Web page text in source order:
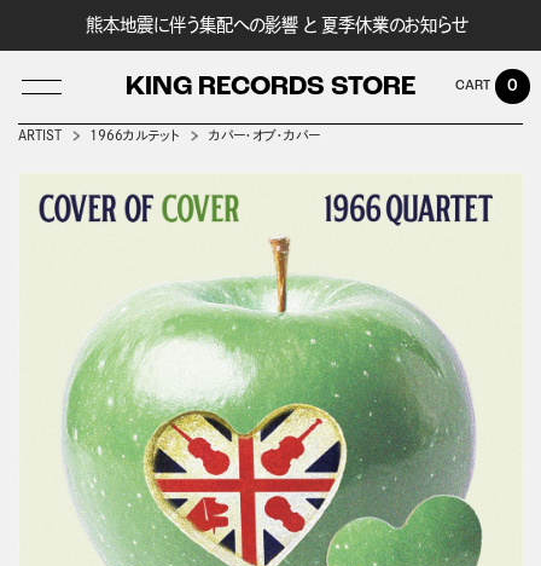
熊本地震に伴う集配への影響 と 夏季休業のお知らせ
KING RECORDS STORE 0
ARTIST 1966カルテット カバー・オブ・カバー